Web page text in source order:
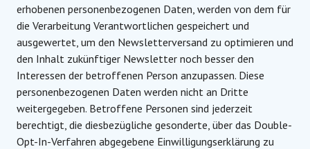
erhobenen personenbezogenen Daten, werden von dem für
die Verarbeitung Verantwortlichen gespeichert und
ausgewertet, um den Newsletterversand zu optimieren und
den Inhalt zukünftiger Newsletter noch besser den
Interessen der betroffenen Person anzupassen. Diese
personenbezogenen Daten werden nicht an Dritte
weitergegeben. Betroffene Personen sind jederzeit
berechtigt, die diesbezügliche gesonderte, über das Double-
Opt-In-Verfahren abgegebene Einwilligungserklärung zu